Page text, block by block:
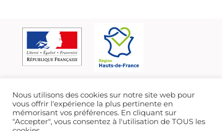
Nous utilisons des cookies sur notre site web pour
vous offrir l'expérience la plus pertinente en
mémorisant vos préférences. En cliquant sur
"Accepter", vous consentez à l'utilisation de TOUS les